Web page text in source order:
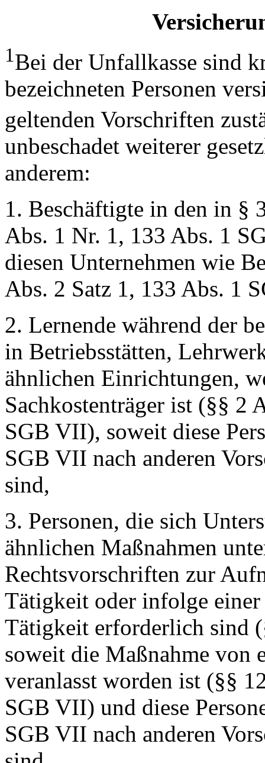
1Bei der Unfallkasse sind
bezeichneten Personen
geltenden Vorschriften
unbeschadet weiterer
anderem:
1. Beschäftigte in den in §
Abs. 1 Nr. 1, 133 Abs. 1
diesen Unternehmen wie
Abs. 2 Satz 1, 133 Abs. 1
2. Lernende während der
in Betriebsstätten,
ähnlichen Einrichtungen,
Sachkostenträger ist (§§ 2
SGB VII), soweit diese
SGB VII nach anderen
sind,
3. Personen, die sich
ähnlichen Maßnahmen
Rechtsvorschriften zur
Tätigkeit oder infolge einer
Tätigkeit erforderlich sind
soweit die Maßnahme von
veranlasst worden ist (§§
SGB VII) und diese
SGB VII nach anderen